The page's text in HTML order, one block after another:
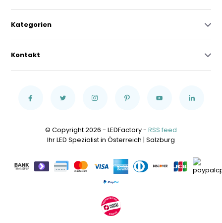
Kategorien
Kontakt
© Copyright 2026 - LEDFactory - RSS feed
Ihr LED Spezialist in Österreich | Salzburg